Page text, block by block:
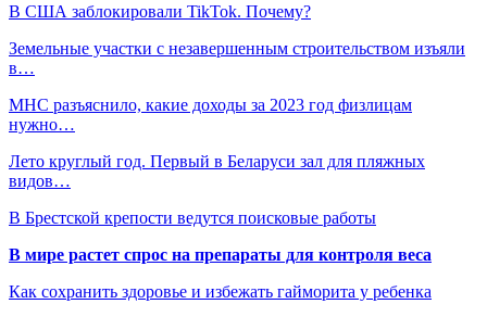
В США заблокировали TikTok. Почему?
Земельные участки с незавершенным строительством изъяли
в…
МНС разъяснило, какие доходы за 2023 год физлицам
нужно…
Лето круглый год. Первый в Беларуси зал для пляжных
видов…
В Брестской крепости ведутся поисковые работы
В мире растет спрос на препараты для контроля веса
Как сохранить здоровье и избежать гайморита у ребенка